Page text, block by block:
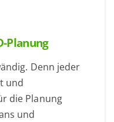
Planung
Denn jeder
und
die Planung
und